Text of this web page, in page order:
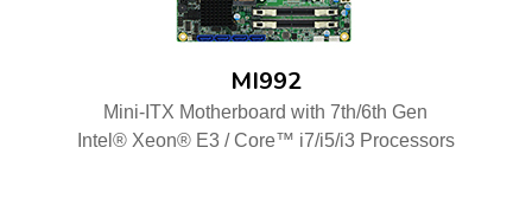
MI992
Mini-ITX Motherboard with 7th/6th Gen
Intel® Xeon® E3 / Core™ i7/i5/i3 Processors